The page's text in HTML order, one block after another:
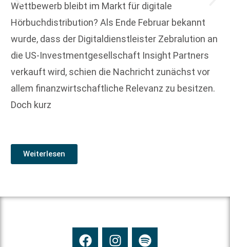
Wettbewerb bleibt im Markt für digitale
Hörbuchdistribution? Als Ende Februar bekannt
wurde, dass der Digitaldienstleister Zebralution an
die US-Investmentgesellschaft Insight Partners
verkauft wird, schien die Nachricht zunächst vor
allem finanzwirtschaftliche Relevanz zu besitzen.
Doch kurz
Weiterlesen